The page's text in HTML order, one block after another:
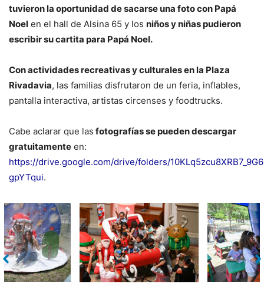
tuvieron la oportunidad de sacarse una foto con Papá
Noel en el hall de Alsina 65 y los niños y niñas pudieron
escribir su cartita para Papá Noel.
Con actividades recreativas y culturales en la Plaza
Rivadavia, las familias disfrutaron de un feria, inflables,
pantalla interactiva, artistas circenses y foodtrucks.
Cabe aclarar que las fotografías se pueden descargar
gratuitamente en:
https://drive.google.com/drive/folders/
gpYTqui.